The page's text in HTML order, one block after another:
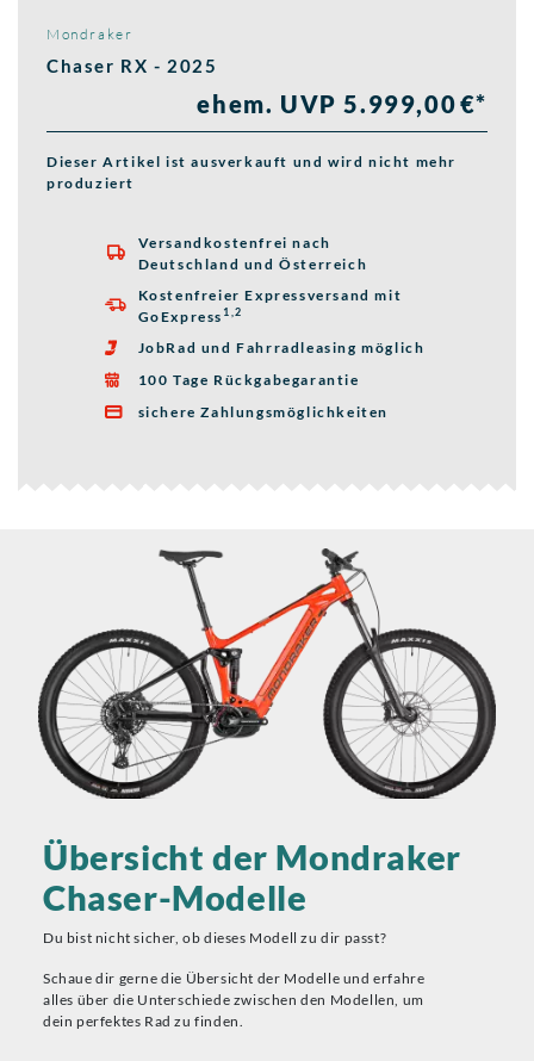
Mondraker
Chaser RX - 2025
ehem. UVP 5.999,00 €*
Dieser Artikel ist ausverkauft und wird nicht mehr
produziert

Versandkostenfrei nach
Deutschland und Österreich

Kostenfreier Expressversand mit
GoExpress 1,2
 JobRad und Fahrradleasing möglich
 100 Tage Rückgabegarantie
 sichere Zahlungsmöglichkeiten
Übersicht der Mondraker
Chaser-Modelle
Du bist nicht sicher, ob dieses Modell zu dir passt?
Schaue dir gerne die Übersicht der Modelle und erfahre
alles über die Unterschiede zwischen den Modellen, um
dein perfektes Rad zu finden.